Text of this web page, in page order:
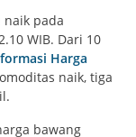
pada
WIB. Dari 10
Harga
naik, tiga
bawang